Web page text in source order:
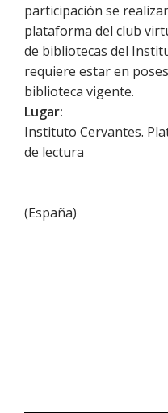
participación se
plataforma del club
de bibliotecas del
requiere estar en
biblioteca vigente.
Lugar:
Instituto Cervantes.
de lectura
(España)